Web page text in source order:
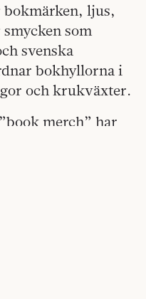
ljus,
som
svenska
bokhyllorna i
och krukväxter.
merch” har